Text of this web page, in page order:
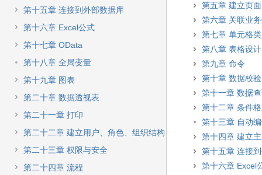
第十五章 连接到外部数据库
第十六章 Excel公式
第十七章 OData
第十八章 全局变量
第十九章 图表
第二十章 数据透视表
第二十一章 打印
第二十二章 建立用户、角色、组织结构
第二十三章 权限与安全
第二十四章 流程
第五章 建立页面
第六章 关联业
第七章 单元格
第八章 表格设计
第九章 命令
第十章 数据校验
第十一章 数据
第十二章 条件
第十三章 自动
第十四章 建立
第十五章 连接
第十六章 Excel